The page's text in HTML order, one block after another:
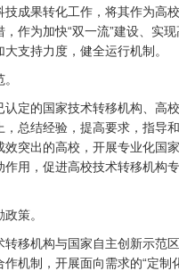
成果转化工作，将其作为高
作为加快“双一流”建设、实
支持力度，健全运行机制。
定的国家技术转移机构、高
总结经验，提高要求，指导
突出的高校，开展专业化国
用，促进高校技术转移机构
策。
移机构与国家自主创新示范
机制，开展面向需求的“定制